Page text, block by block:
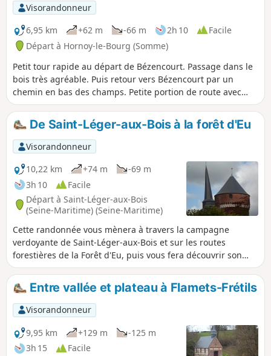
Visorandonneur
6,95 km
+62 m -66 m 2h 10
Facile
Départ à Hornoy-le-Bourg (Somme)
Petit tour rapide au départ de Bézencourt. Passage dans le
bois très agréable. Puis retour vers Bézencourt par un
chemin en bas des champs. Petite portion de route avec
très peu de circulation.
De Saint-Léger-aux-Bois à la forêt d'Eu
Visorandonneur
10,22 km
+74 m
-69 m
3h 10
Facile
Départ à Saint-Léger-aux-Bois
(Seine-Maritime) (Seine-Maritime)
Cette randonnée vous mènera à travers la campagne
verdoyante de Saint-Léger-aux-Bois et sur les routes
forestières de la Forêt d'Eu, puis vous fera découvrir son
patrimoine bâti la Tour médiévale du Duc de Mailly et
l'église Saint-Léger d'Autun au clocher penché.
Entre vallée et plateau à Flamets-Frétils
Visorandonneur
9,95 km
+129 m
-125 m
3h 15
Facile